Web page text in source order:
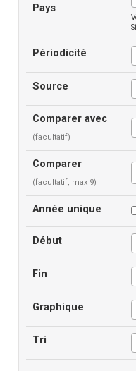
Pays
Périodicité
Source
Comparer avec
(facultatif)
Comparer
(facultatif, max 9)
Année unique
Début
Fin
Graphique
Tri